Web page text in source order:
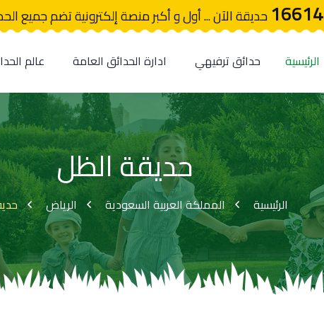
16614حديقة الآن ... أول و أكبر منصة إلكترونية تضم جميع
الرئيسية حدائق ترفيهي ادارة الحدائق العامة عالم
حديقة الظل
الرئيسية المملكة العربية السعودية الرياض